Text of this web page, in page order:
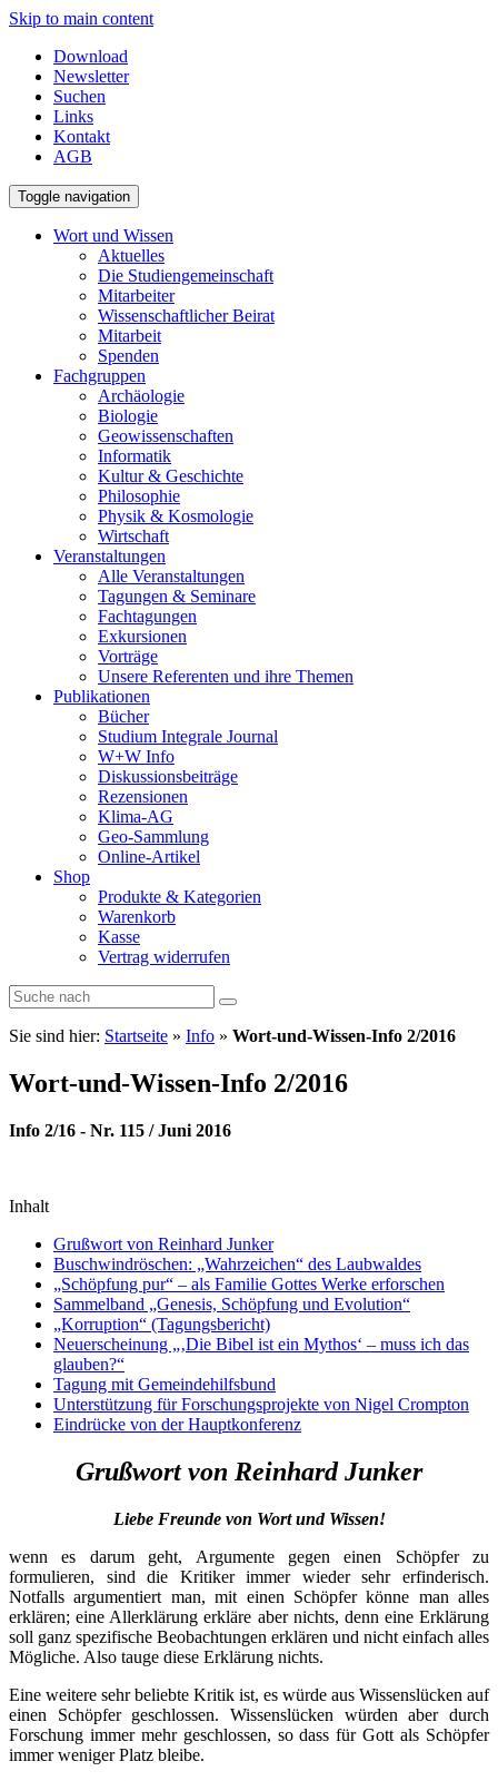
Skip to main content
Download
Newsletter
Suchen
Links
Kontakt
AGB
Toggle navigation
Wort und Wissen
Aktuelles
Die Studiengemeinschaft
Mitarbeiter
Wissenschaftlicher Beirat
Mitarbeit
Spenden
Fachgruppen
Archäologie
Biologie
Geowissenschaften
Informatik
Kultur & Geschichte
Philosophie
Physik & Kosmologie
Wirtschaft
Veranstaltungen
Alle Veranstaltungen
Tagungen & Seminare
Fachtagungen
Exkursionen
Vorträge
Unsere Referenten und ihre Themen
Publikationen
Bücher
Studium Integrale Journal
W+W Info
Diskussionsbeiträge
Rezensionen
Klima-AG
Geo-Sammlung
Online-Artikel
Shop
Produkte & Kategorien
Warenkorb
Kasse
Vertrag widerrufen
Sie sind hier: Startseite » Info » Wort-und-Wissen-Info 2/2016
Wort-und-Wissen-Info 2/2016
Info 2/16 - Nr. 115 / Juni 2016
Inhalt
Grußwort von Reinhard Junker
Buschwindröschen: „Wahrzeichen“ des Laubwaldes
„Schöpfung pur“ – als Familie Gottes Werke erforschen
Sammelband „Genesis, Schöpfung und Evolution“
„Korruption“ (Tagungsbericht)
Neuerscheinung „‚Die Bibel ist ein Mythos‘ – muss ich das
glauben?“
Tagung mit Gemeindehilfsbund
Unterstützung für Forschungsprojekte von Nigel Crompton
Eindrücke von der Hauptkonferenz
Grußwort von Reinhard Junker
Liebe Freunde von Wort und Wissen!
wenn es darum geht, Argumente gegen einen Schöpfer zu
formulieren, sind die Kritiker immer wieder sehr erfinderisch.
Notfalls argumentiert man, mit einen Schöpfer könne man alles
erklären; eine Allerklärung erkläre aber nichts, denn eine Erklärung
soll ganz spezifische Beobachtungen erklären und nicht einfach alles
Mögliche. Also tauge diese Erklärung nichts.
Eine weitere sehr beliebte Kritik ist, es würde aus Wissenslücken auf
einen Schöpfer geschlossen. Wissenslücken würden aber durch
Forschung immer mehr geschlossen, so dass für Gott als Schöpfer
immer weniger Platz bleibe.